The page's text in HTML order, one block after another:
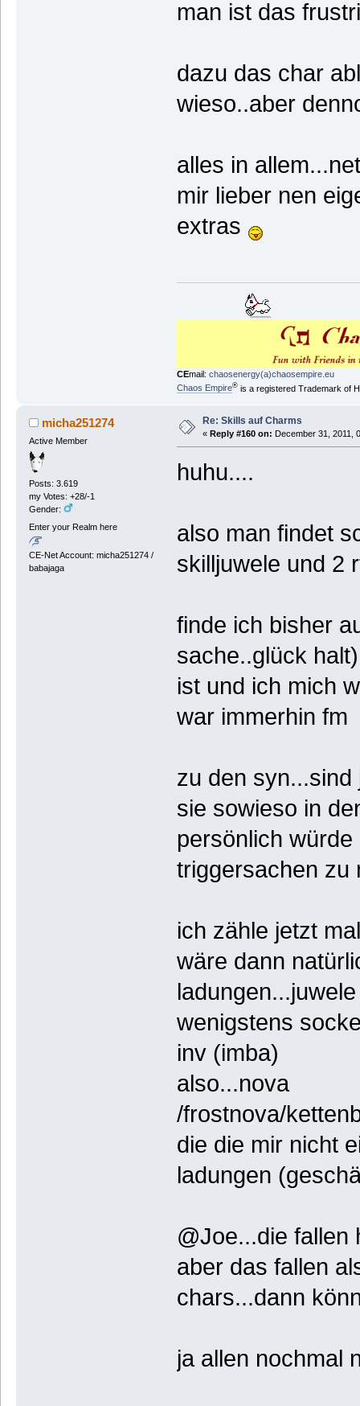
man ist das
dazu das char
wieso..aber
alles in
mir lieber nen
extras
CEmail: chaosenergy(a)chaosempire.eu
Chaos Empire®is a registered Trademark of
micha251274
Active Member
Posts: 3.619
my Votes: +28/-1
Gender:
Enter your Realm here
CE-Net Account: micha251274 /
babajaga
Re: Skills auf Charms
« Reply #160 on: December 31, 2011,
huhu....
also man findet
skilljuwele und 2
finde ich bisher
sache..glück
ist und ich mich
war immerhin fm
zu den syn...sind
sie sowieso in
persönlich
triggersachen zu
ich zähle jetzt
wäre dann
wenigstens
inv (imba)
also...nova
/frostnova/
die die mir nicht
ladungen
@Joe...die fallen
aber das fallen
chars...dann
ja allen nochmal